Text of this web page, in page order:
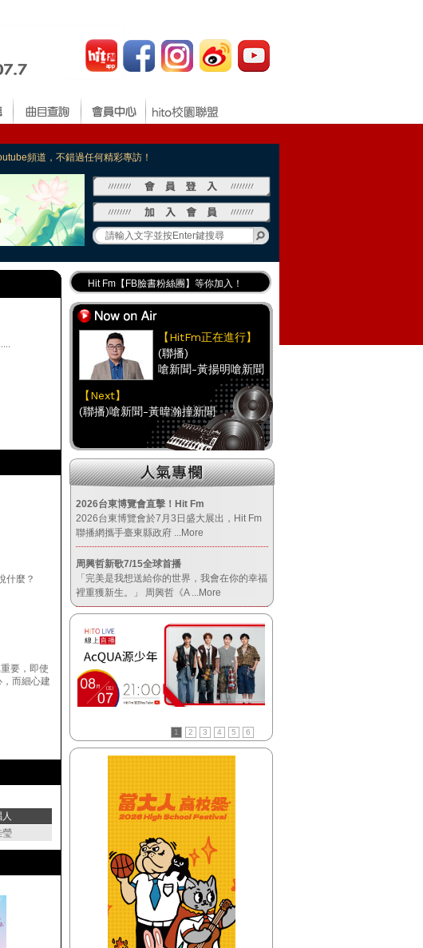
頻道，不錯過任何精彩專訪！
什麼？
要，即使
而細心建
瑩
Hit Fm【FB臉書粉絲團】等你加入！
最專業《DJ推薦》好音樂千萬別錯過！
好康報報 最新優惠訊息都在這！
Hit Fm的【IG】新鮮又好玩快加入！
【HitFm正在進行】
(聯播)
嗆新聞-黃揚明嗆新聞
【Next】
(聯播)嗆新聞-黃暐瀚撞新聞
【HitFm正在進行】
(聯播)
嗆新聞-黃揚明嗆新聞
【Next】
(聯播)嗆新聞-黃暐瀚撞新聞
【HitFm正在進行】
(聯播)
嗆新聞-黃揚明嗆新聞
【Next】
(聯播)嗆新聞-黃暐瀚撞新聞
(聯播)
嗆新聞-黃揚明嗆新聞
(聯播)嗆新聞-黃暐瀚撞新聞
【HitFm正在進行】
(聯播)
嗆新聞-黃揚明嗆新聞
【Next】
(聯播)嗆新聞-黃暐瀚撞新聞
2026台東博覽會直擊！Hit Fm
2026台東博覽會於7月3日盛大展出，Hit Fm
聯播網攜手臺東縣政府 ...More
周興哲新歌7/15全球首播
「完美是我想送給你的世界，我會在你的幸福
裡重獲新生。」 周興哲《A ...More
1 2 3 4 5 6